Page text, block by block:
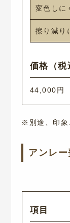
変色しに
擦り減り
44,000円
※別途、印象
アンレー